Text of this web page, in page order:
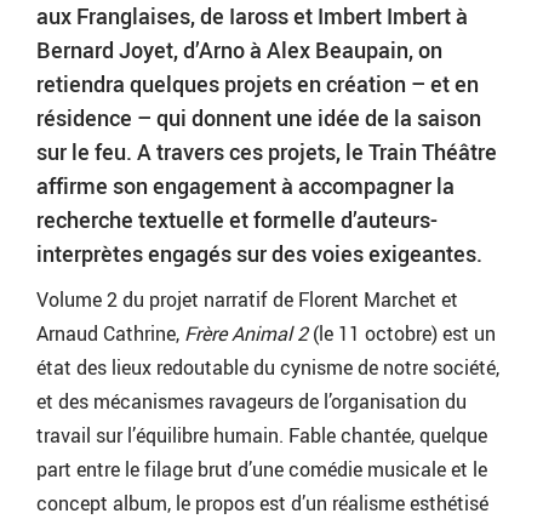
aux Franglaises, de Iaross et Imbert Imbert à
Bernard Joyet, d’Arno à Alex Beaupain, on
retiendra quelques projets en création – et en
résidence – qui donnent une idée de la saison
sur le feu. A travers ces projets, le Train Théâtre
affirme son engagement à accompagner la
recherche textuelle et formelle d’auteurs-
interprètes engagés sur des voies exigeantes.
Volume 2 du projet narratif de Florent Marchet et
Arnaud Cathrine, Frère Animal 2(le 11 octobre) est un
état des lieux redoutable du cynisme de notre société,
et des mécanismes ravageurs de l’organisation du
travail sur l’équilibre humain. Fable chantée, quelque
part entre le filage brut d’une comédie musicale et le
concept album, le propos est d’un réalisme esthétisé